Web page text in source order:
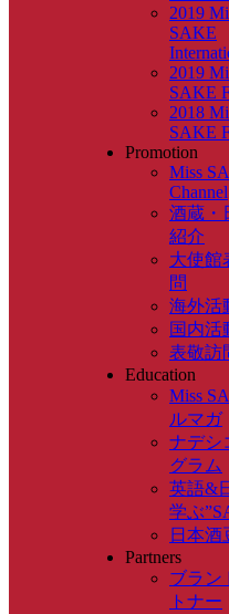
2019
SAKE
2019
SAKE
2018
SAKE
Promotion
Miss
Channel
酒蔵・
紹介
大使館
問
海外活
国内活
表敬訪
Education
Miss
ルマガ
ナデシ
グラム
英語&
学ぶ
日本酒
Partners
ブラン
トナー